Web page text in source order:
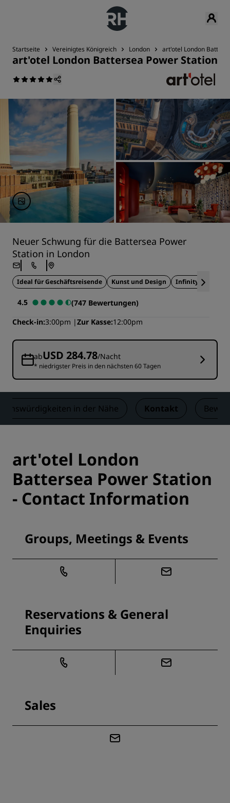
Startseite Vereinigtes Königreich London art'otel London
art'otel London Battersea Power Station
Neuer Schwung für die Battersea Power
Station in London
Ideal für Geschäftsreisende Kunst und Design Infinity-Pool
4.5
(747 Bewertungen)
Check-in 3:00pm Zur Kasse 12:00pm
abUSD 284.78/Nacht
* niedrigster Preis in den nächsten 60 Tagen
in der Nähe Kontakt
art'otel London
Battersea Power Station
- Contact Information
Groups, Meetings & Events
Reservations & General
Enquiries
Sales